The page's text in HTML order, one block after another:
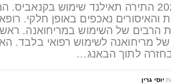
ביוני 2022 התירה תאילנד שימוש
והאיסורים נאכפים באופן חלקי.
הרבים של השימוש במריחואנה.
של מריחואנה לשימוש רפואי בלבד.
בחזרה לתוך הבאנג…
יוסי גרין